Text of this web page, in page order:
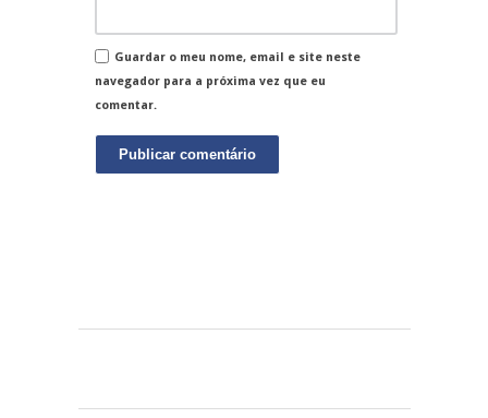
Guardar o meu nome, email e site neste
navegador para a próxima vez que eu
comentar.